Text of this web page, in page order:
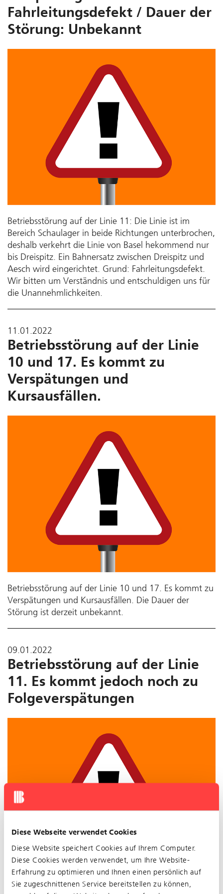
Diese Webseite verwendet Cookies
Diese Website speichert Cookies auf Ihrem Computer.
Diese Cookies werden verwendet, um Ihre Website-
Erfahrung zu optimieren und Ihnen einen persönlich auf
Sie zugeschnittenen Service bereitstellen zu können,
Fahrleitungsdefekt / Dauer der
Störung: Unbekannt
Betriebsstörung auf der Linie 11: Die Linie ist im
Bereich Schaulager in beide Richtungen unterbrochen,
deshalb verkehrt die Linie von Basel hekommend nur
bis Dreispitz. Ein Bahnersatz zwischen Dreispitz und
Aesch wird eingerichtet. Grund: Fahrleitungsdefekt.
Wir bitten um Verständnis und entschuldigen uns für
die Unannehmlichkeiten.
11.01.2022
Betriebsstörung auf der Linie
10 und 17. Es kommt zu
Verspätungen und
Kursausfällen.
Betriebsstörung auf der Linie 10 und 17. Es kommt zu
Verspätungen und Kursausfällen. Die Dauer der
Störung ist derzeit unbekannt.
09.01.2022
Betriebsstörung auf der Linie
11. Es kommt jedoch noch zu
Folgeverspätungen
Betriebsstörung auf der Linie 10 ist behoben. Es